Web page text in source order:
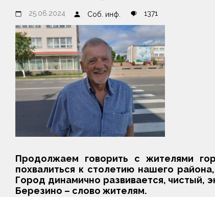
25.06.2024 Соб. инф. 1371
Продолжаем говорить с жителями
похвалиться к столетию нашего
Город динамично развивается, чистый,
Березино – слово жителям.